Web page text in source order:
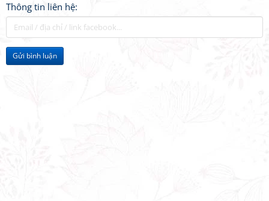
Thông tin liên hệ:
Gửi bình luận